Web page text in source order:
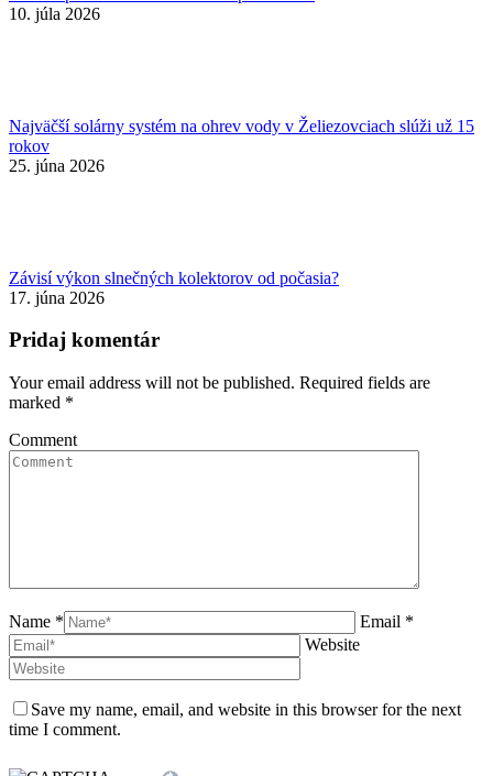
10. júla 2026
Najväčší solárny systém na ohrev vody v Želiezovciach slúži už 15
rokov
25. júna 2026
Závisí výkon slnečných kolektorov od počasia?
17. júna 2026
Pridaj komentár
Your email address will not be published. Required fields are
marked *
Comment
Name *
Email *
Website
Save my name, email, and website in this browser for the next
time I comment.